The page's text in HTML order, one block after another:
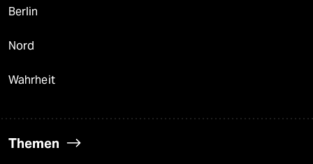
Berlin
Nord
Wahrheit
Themen